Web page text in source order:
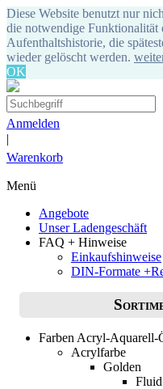
Diese Website benutzt nur
die notwendige Funktionalität
Aufenthaltshistorie, die
wieder gelöscht werden.
OK
Anmelden
|
Warenkorb
Menü
Angebote
Unser Ladengeschäft
FAQ + Hinweise
Einkaufshinweise
DIN-Formate
Farben Acryl-Aquarell-
Acrylfarbe
Golden
Fluid